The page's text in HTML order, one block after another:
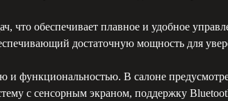
что обеспечивает плавное и удобное
достаточную мощность для
и функциональностью. В салоне
с сенсорным экраном, поддержку